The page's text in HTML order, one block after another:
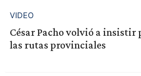
VIDEO
César Pacho volvió a insistir
las rutas provinciales